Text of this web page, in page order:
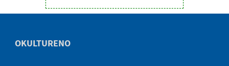
OKULTURENO